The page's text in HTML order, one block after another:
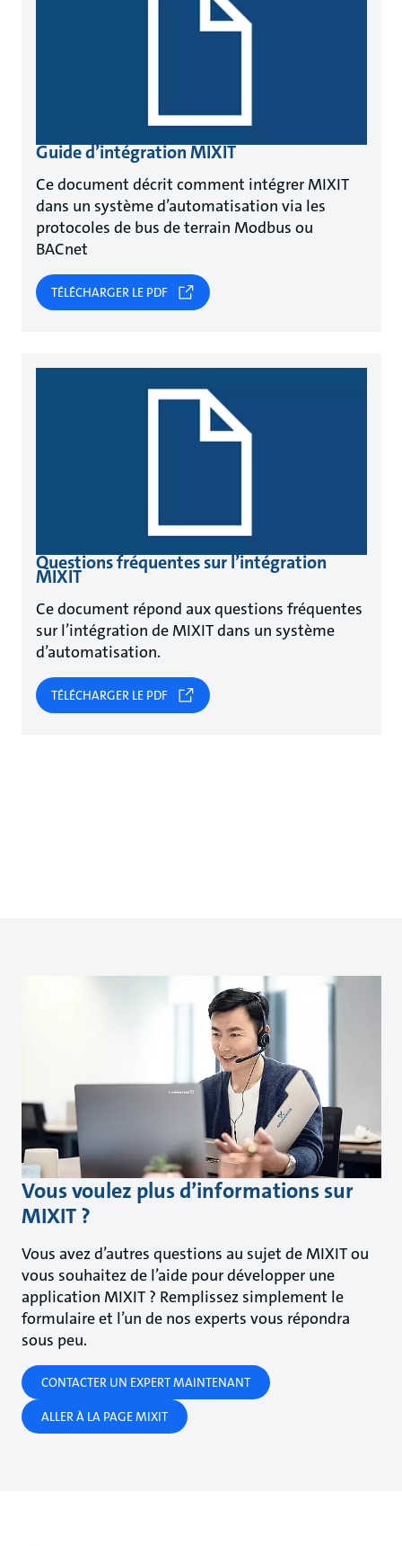
Guide d’intégration MIXIT
Ce document décrit comment intégrer MIXIT
dans un système d’automatisation via les
protocoles de bus de terrain Modbus ou
BACnet
TÉLÉCHARGER LE PDF
Questions fréquentes sur l’intégration
MIXIT
Ce document répond aux questions fréquentes
sur l’intégration de MIXIT dans un système
d’automatisation.
TÉLÉCHARGER LE PDF
Vous voulez plus d’informations sur
MIXIT ?
Vous avez d’autres questions au sujet de MIXIT ou
vous souhaitez de l’aide pour développer une
application MIXIT ? Remplissez simplement le
formulaire et l’un de nos experts vous répondra
sous peu.
CONTACTER UN EXPERT MAINTENANT
ALLER À LA PAGE MIXIT